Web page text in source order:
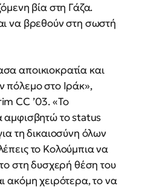
βία στη Γάζα.
να βρεθούν στη σωστή
αποικιοκρατία και
πόλεμο στο Ιράκ»,
CC ’03. «Το
αμφισβητώ το status
τη δικαιοσύνη όλων
το Κολούμπια να
στη δυσχερή θέση του
ακόμη χειρότερα, το να